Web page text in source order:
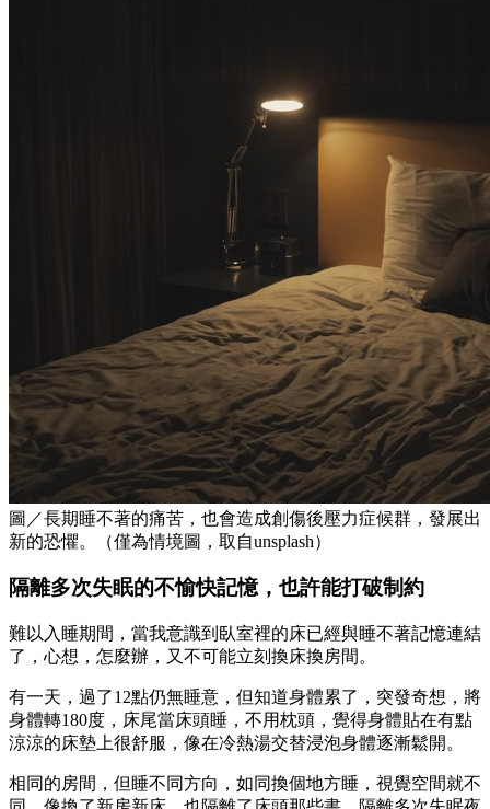
圖／長期睡不著的痛苦，也會造成創傷後壓力症候群，發展出
新的恐懼。（僅為情境圖，取自unsplash）
隔離多次失眠的不愉快記憶，也許能打破制約
難以入睡期間，當我意識到臥室裡的床已經與睡不著記憶連結
了，心想，怎麼辦，又不可能立刻換床換房間。
有一天，過了12點仍無睡意，但知道身體累了，突發奇想，將
身體轉180度，床尾當床頭睡，不用枕頭，覺得身體貼在有點
涼涼的床墊上很舒服，像在冷熱湯交替浸泡身體逐漸鬆開。
相同的房間，但睡不同方向，如同換個地方睡，視覺空間就不